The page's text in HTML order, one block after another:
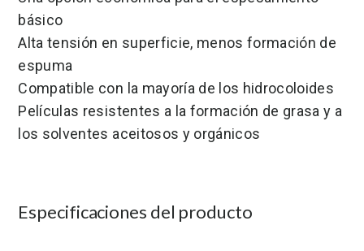
básico
Alta tensión en superficie, menos formación de
espuma
Compatible con la mayoría de los hidrocoloides
Películas resistentes a la formación de grasa y a
los solventes aceitosos y orgánicos
Especificaciones del producto